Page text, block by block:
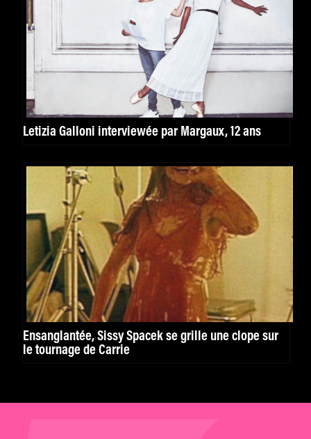
Letizia Galloni interviewée par Margaux, 12 ans
Ensanglantée, Sissy Spacek se grille une clope sur
le tournage de Carrie